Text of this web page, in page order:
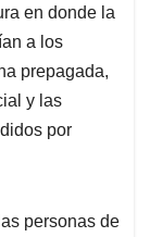
en donde la
a los
prepagada,
y las
por
personas de